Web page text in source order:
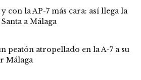
y con la AP-7 más cara: así llega la
a Málaga
peatón atropellado en la A-7 a su
Málaga